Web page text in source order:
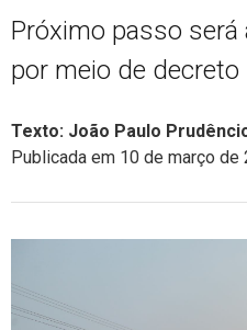
Próximo passo será
por meio de decreto
Texto: João Paulo
Publicada em 10 de março de